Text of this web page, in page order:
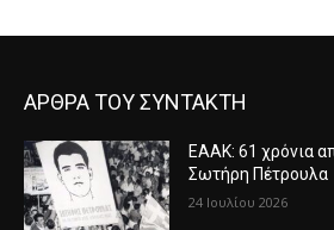
ΑΡΘΡΑ ΤΟΥ ΣΥΝΤΑΚΤΗ
ΕΑΑΚ: 61 χρόνια
Σωτήρη Πέτρουλα
24 Ιουλίου 2026